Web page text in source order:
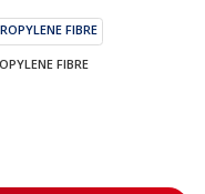
FIBRE